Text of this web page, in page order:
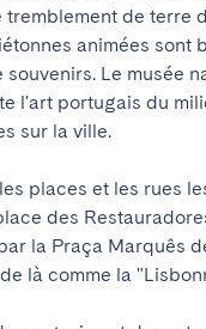
de terre
animées
Le musée
l'art portugais du
sur la ville.
places et les rues
des
la Praça Marquês
là comme la